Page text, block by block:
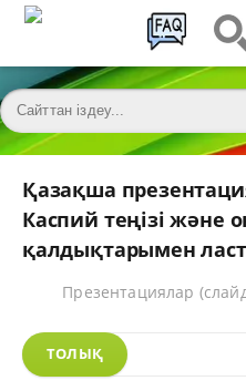
Қазақша
Каспий теңізі және
қалдықтарымен
Презентациялар
ТОЛЫҚ